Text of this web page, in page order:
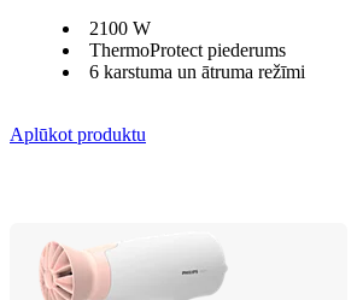
2100 W
ThermoProtect piederums
6 karstuma un ātruma režīmi
Aplūkot produktu